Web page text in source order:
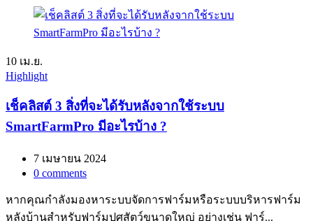
10 เม.ย.
Highlight
เช็คลิสต์ 3 สิ่งที่จะได้รับหลังจากใช้ระบบ
SmartFarmPro มีอะไรบ้าง ?
7 เมษายน 2024
0 comments
หากคุณกำลังมองหาระบบจัดการฟาร์มหรือระบบบริหารฟาร์ม
หลังบ้านสำหรับฟาร์มปศุสัตว์ขนาดใหญ่ อย่างเช่น ฟาร์...